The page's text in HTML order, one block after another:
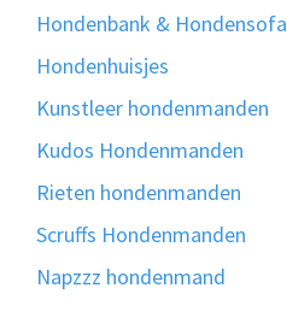
Hondenbank & Hondensofa
Hondenhuisjes
Kunstleer hondenmanden
Kudos Hondenmanden
Rieten hondenmanden
Scruffs Hondenmanden
Napzzz hondenmand